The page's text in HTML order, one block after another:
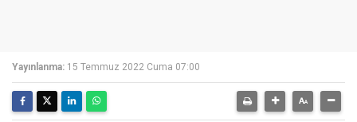
Yayınlanma: 15 Temmuz 2022 Cuma 07:00